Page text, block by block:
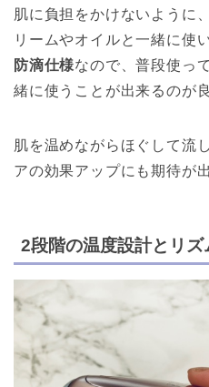
肌に負担をかけないように
リームやオイルと一緒に使
防滴仕様なので、普段使っ
緒に使うことが出来るのが
肌を温めながらほぐして流
アの効果アップにも期待が
2段階の温度設計とリズ